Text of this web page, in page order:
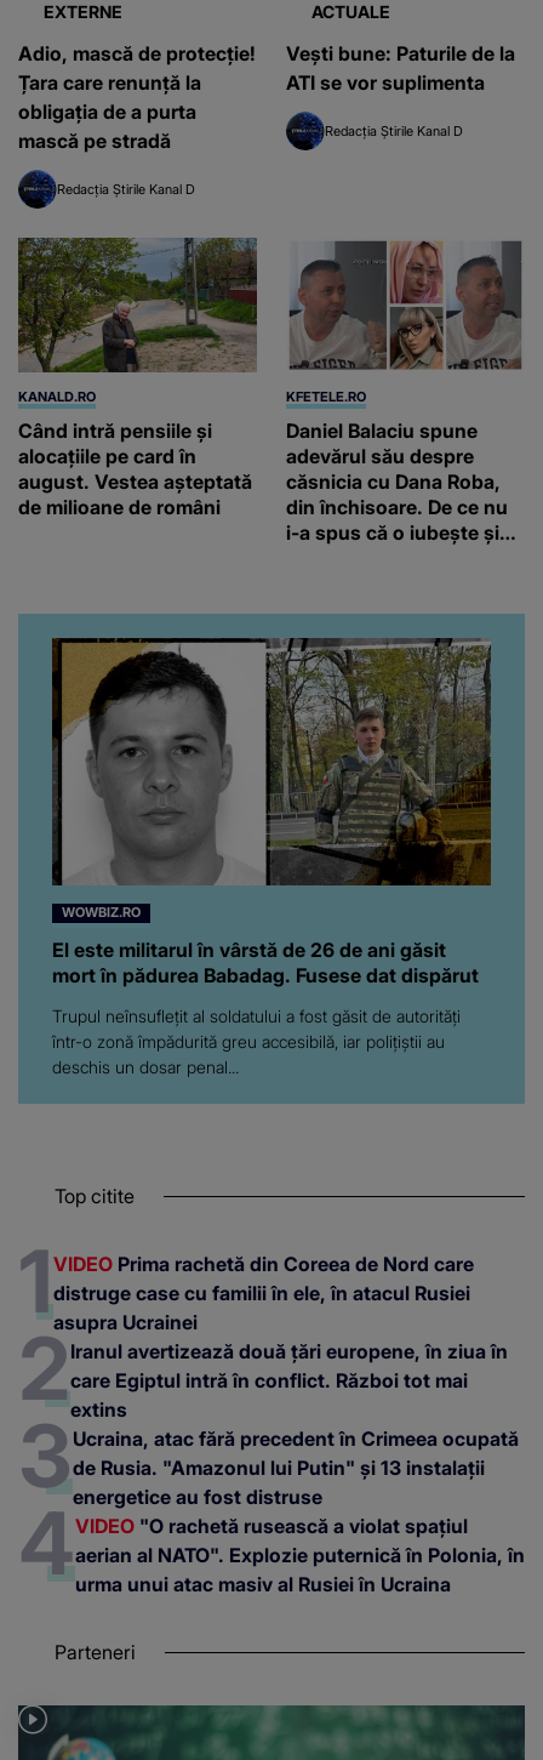
EXTERNE
Adio, mască de protecție!
Țara care renunță la
obligația de a purta
mască pe stradă
Redacția Știrile Kanal D
ACTUALE
Vești bune: Paturile de la
ATI se vor suplimenta
Redacția Știrile Kanal D
KANALD.RO
Când intră pensiile și
alocațiile pe card în
august. Vestea așteptată
de milioane de români
KFETELE.RO
Daniel Balaciu spune
adevărul său despre
căsnicia cu Dana Roba,
din închisoare. De ce nu
i-a spus că o iubește și
“Am suflet mare. Eu am
ajutat-o.”
WOWBIZ.RO
El este militarul în vârstă de 26 de ani găsit
mort în pădurea Babadag. Fusese dat dispărut
Trupul neînsuflețit al soldatului a fost găsit de autorități
într-o zonă împădurită greu accesibilă, iar polițiștii au
deschis un dosar penal...
Top citite
VIDEO Prima rachetă din Coreea de Nord care
distruge case cu familii în ele, în atacul Rusiei
asupra Ucrainei
Iranul avertizează două țări europene, în ziua în
care Egiptul intră în conflict. Război tot mai
extins
Ucraina, atac fără precedent în Crimeea ocupată
de Rusia. "Amazonul lui Putin" și 13 instalații
energetice au fost distruse
VIDEO "O rachetă rusească a violat spațiul
aerian al NATO". Explozie puternică în Polonia, în
urma unui atac masiv al Rusiei în Ucraina
Parteneri